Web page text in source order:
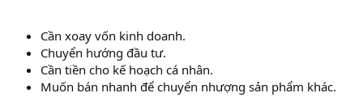
Cần xoay vốn kinh doanh.
Chuyển hướng đầu tư.
Cần tiền cho kế hoạch cá nhân.
Muốn bán nhanh để chuyển nhượng sản phẩm khác.